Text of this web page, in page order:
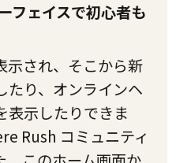
フェイスで初心者も
示され、そこから新
たり、オンラインヘ
表示したりできま
Rush コミュニティ